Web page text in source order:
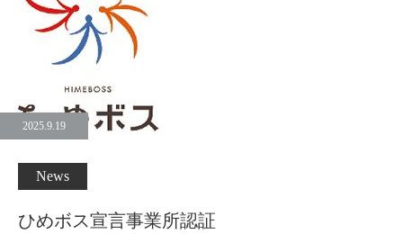
2025.9.19
News
ひめボス宣言事業所認証